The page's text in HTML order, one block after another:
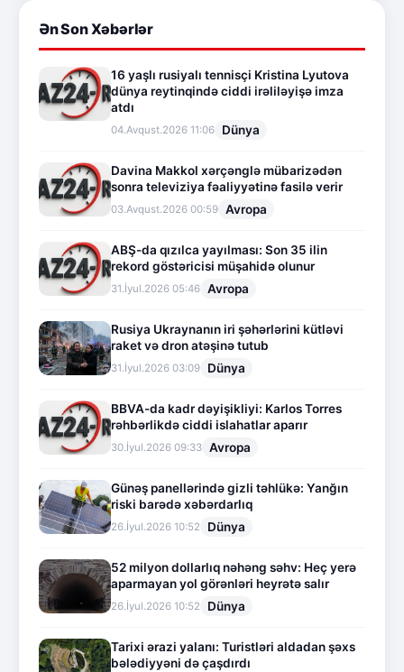
Ən Son Xəbərlər
16 yaşlı rusiyalı tennisçi Kristina Lyutova
dünya reytinqində ciddi irəliləyişə imza
atdı
04.Avqust.2026 11:06 Dünya
Davina Makkol xərçənglə mübarizədən
sonra televiziya fəaliyyətinə fasilə verir
03.Avqust.2026 00:59 Avropa
ABŞ-da qızılca yayılması: Son 35 ilin
rekord göstəricisi müşahidə olunur
31.İyul.2026 05:46 Avropa
Rusiya Ukraynanın iri şəhərlərini kütləvi
raket və dron atəşinə tutub
31.İyul.2026 03:09 Dünya
BBVA-da kadr dəyişikliyi: Karlos Torres
rəhbərlikdə ciddi islahatlar aparır
30.İyul.2026 09:33 Avropa
Günəş panellərində gizli təhlükə: Yanğın
riski barədə xəbərdarlıq
26.İyul.2026 10:52 Dünya
52 milyon dollarlıq nəhəng səhv: Heç yerə
aparmayan yol görənləri heyrətə salır
26.İyul.2026 10:52 Dünya
Tarixi ərazi yalanı: Turistləri aldadan şəxs
bələdiyyəni də çaşdırdı